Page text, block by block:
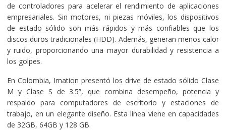
de controladores para acelerar el rendimiento de aplicaciones
empresariales. Sin motores, ni piezas móviles, los dispositivos
de estado sólido son más rápidos y más confiables que los
discos duros tradicionales (HDD). Además, generan menos calor
y ruido, proporcionando una mayor durabilidad y resistencia a
los golpes.
En Colombia, Imation presentó los drive de estado sólido Clase
M y Clase S de 3.5”, que combina desempeño, potencia y
respaldo para computadores de escritorio y estaciones de
trabajo, en un elegante diseño. Esta línea viene en capacidades
de 32GB, 64GB y 128 GB.